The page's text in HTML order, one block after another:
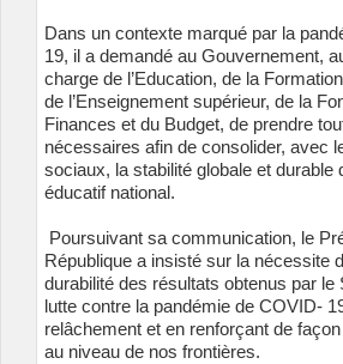
Dans un contexte marqué par la
19, il a demandé au Gouvernement,
charge de l’Education, de la
de l’Enseignement supérieur, de la
Finances et du Budget, de prendre
nécessaires afin de consolider, avec
sociaux, la stabilité globale et durable
éducatif national.
Poursuivant sa communication, le
République a insisté sur la nécessite
durabilité des résultats obtenus par le
lutte contre la pandémie de COVID-
relâchement et en renforçant de
au niveau de nos frontières.